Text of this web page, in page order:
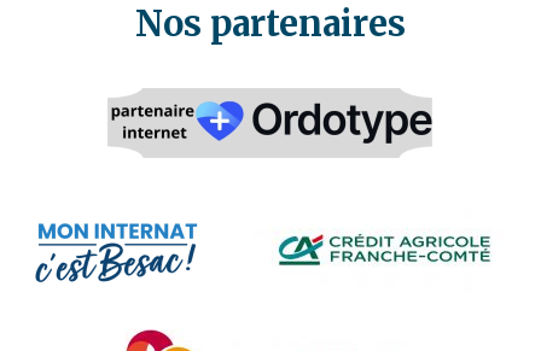
Nos partenaires